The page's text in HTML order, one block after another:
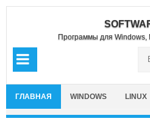
Программы для Windows,
ГЛАВНАЯ WINDOWS LINUX